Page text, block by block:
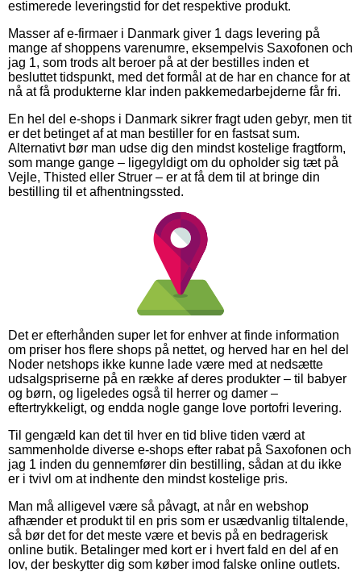
estimerede leveringstid for det respektive produkt.
Masser af e-firmaer i Danmark giver 1 dags levering på
mange af shoppens varenumre, eksempelvis Saxofonen och
jag 1, som trods alt beroer på at der bestilles inden et
besluttet tidspunkt, med det formål at de har en chance for at
nå at få produkterne klar inden pakkemedarbejderne får fri.
En hel del e-shops i Danmark sikrer fragt uden gebyr, men tit
er det betinget af at man bestiller for en fastsat sum.
Alternativt bør man udse dig den mindst kostelige fragtform,
som mange gange – ligegyldigt om du opholder sig tæt på
Vejle, Thisted eller Struer – er at få dem til at bringe din
bestilling til et afhentningssted.
Det er efterhånden super let for enhver at finde information
om priser hos flere shops på nettet, og herved har en hel del
Noder netshops ikke kunne lade være med at nedsætte
udsalgspriserne på en række af deres produkter – til babyer
og børn, og ligeledes også til herrer og damer –
eftertrykkeligt, og endda nogle gange love portofri levering.
Til gengæld kan det til hver en tid blive tiden værd at
sammenholde diverse e-shops efter rabat på Saxofonen och
jag 1 inden du gennemfører din bestilling, sådan at du ikke
er i tvivl om at indhente den mindst kostelige pris.
Man må alligevel være så påvagt, at når en webshop
afhænder et produkt til en pris som er usædvanlig tiltalende,
så bør det for det meste være et bevis på en bedragerisk
online butik. Betalinger med kort er i hvert fald en del af en
lov, der beskytter dig som køber imod falske online outlets.